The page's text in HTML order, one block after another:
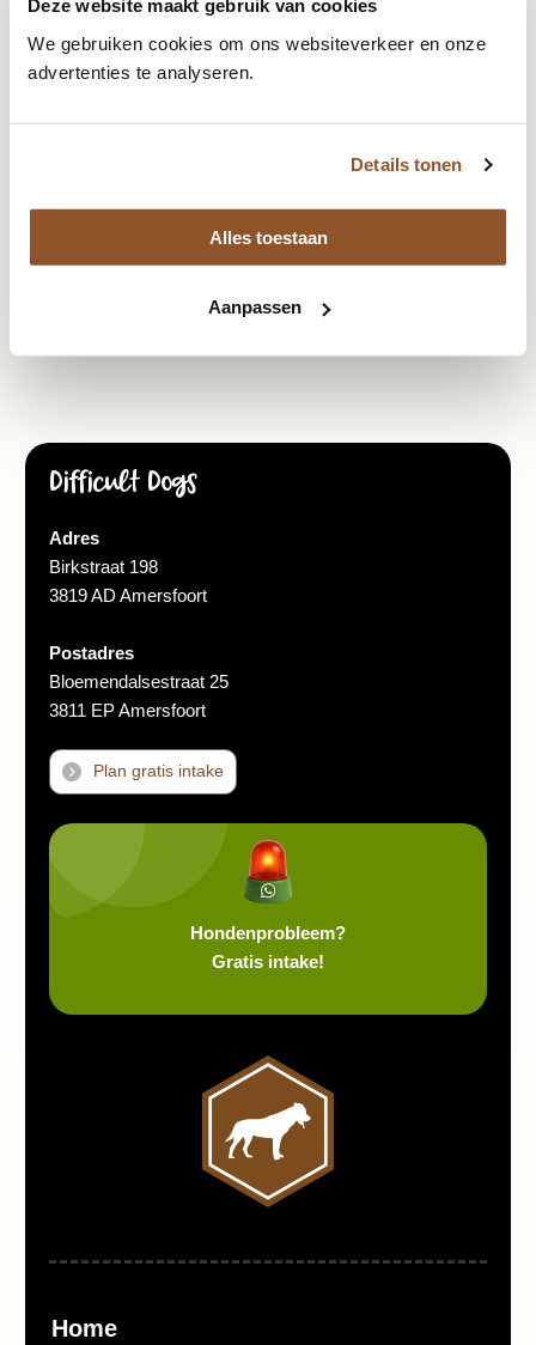
Deze website maakt gebruik van cookies
We gebruiken cookies om ons websiteverkeer en onze
advertenties te analyseren.
Details tonen
Alles toestaan
Aanpassen
oplossen van diverse gedragsproblemen bij honden.
Met passie en toewijding werken we samen met jou om
een balans te creëren tussen jou en je hond.
Difficult Dogs
Adres
Birkstraat 198
3819 AD Amersfoort
Postadres
Bloemendalsestraat 25
3811 EP Amersfoort
Plan gratis intake
Hondenprobleem?
Gratis intake!
Home